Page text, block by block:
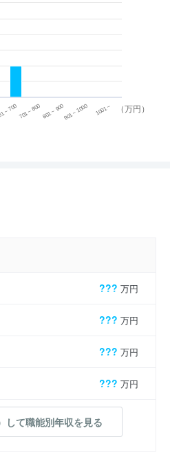
（万円）
~ 700701 ~ 800801 ~ 900901 ~ 1000 1001 ~
??? 万円
??? 万円
??? 万円
??? 万円
して職能別年収を見る